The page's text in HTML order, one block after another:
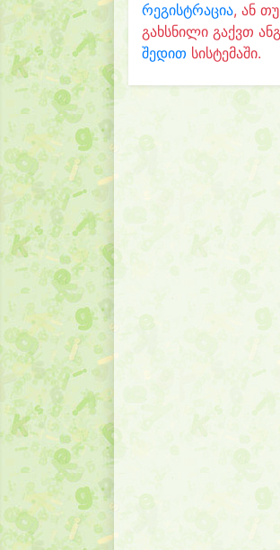
რეგისტრაცია, ან
გახსნილი გაქვთ
შედით სისტემაში.